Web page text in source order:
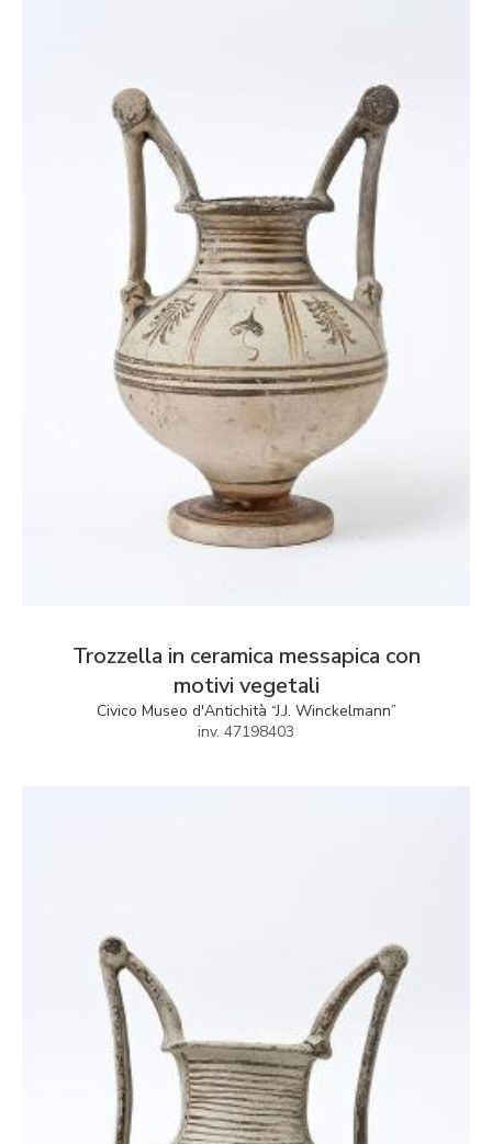
Trozzella in ceramica messapica con
motivi vegetali
Civico Museo d'Antichità “J.J. Winckelmann”
inv. 47198403